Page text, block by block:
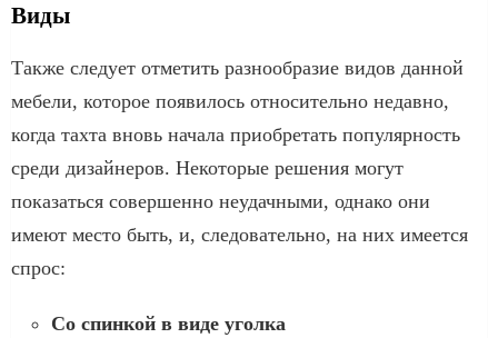
Виды
Также следует отметить разнообразие видов данной
мебели, которое появилось относительно недавно,
когда тахта вновь начала приобретать популярность
среди дизайнеров. Некоторые решения могут
показаться совершенно неудачными, однако они
имеют место быть, и, следовательно, на них имеется
спрос:
Со спинкой в виде уголка